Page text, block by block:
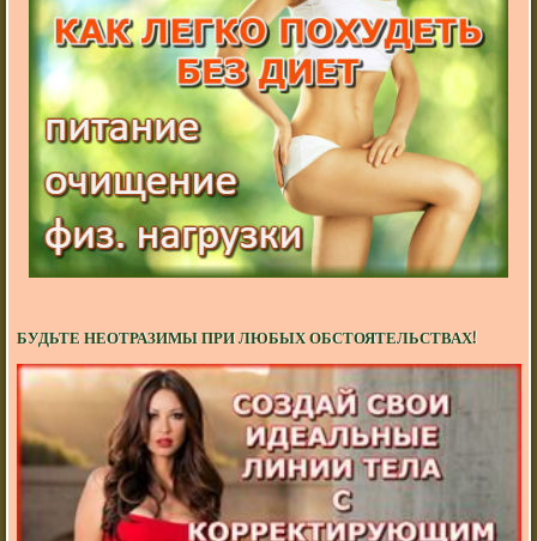
БУДЬТЕ НЕОТРАЗИМЫ ПРИ ЛЮБЫХ ОБСТОЯТЕЛЬСТВАХ!